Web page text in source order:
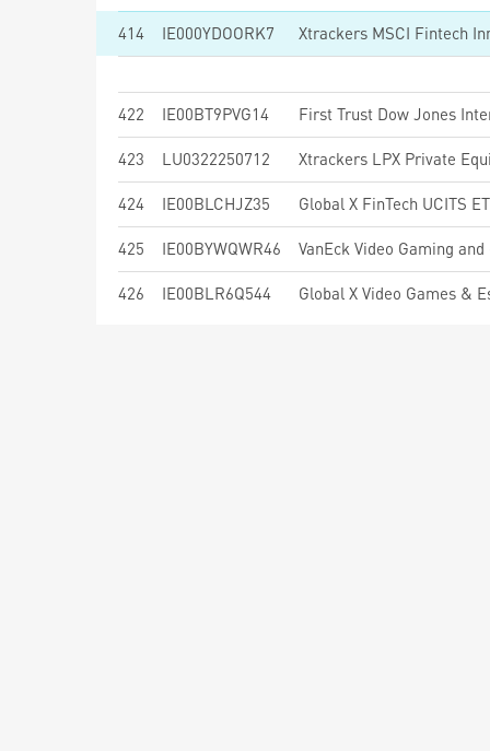
414 IE000YDOORK7 Xtrackers MSCI Fintech
422 IE00BT9PVG14
423 LU0322250712 Xtrackers LPX Private
424 IE00BLCHJZ35 Global X FinTech UCITS
425 IE00BYWQWR46 VanEck Video Gaming
426 IE00BLR6Q544 Global X Video Games &